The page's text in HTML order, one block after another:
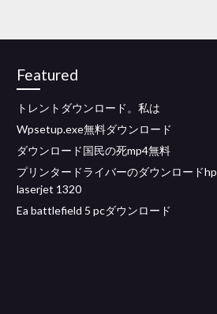
Featured
トレントダウンロード。私は
Wpsetup.exe無料ダウンロード
ダウンロード国民の死mp4無料
プリンタードライバーのダウンロードhp
laserjet 1320
Ea battlefield 5 pcダウンロード